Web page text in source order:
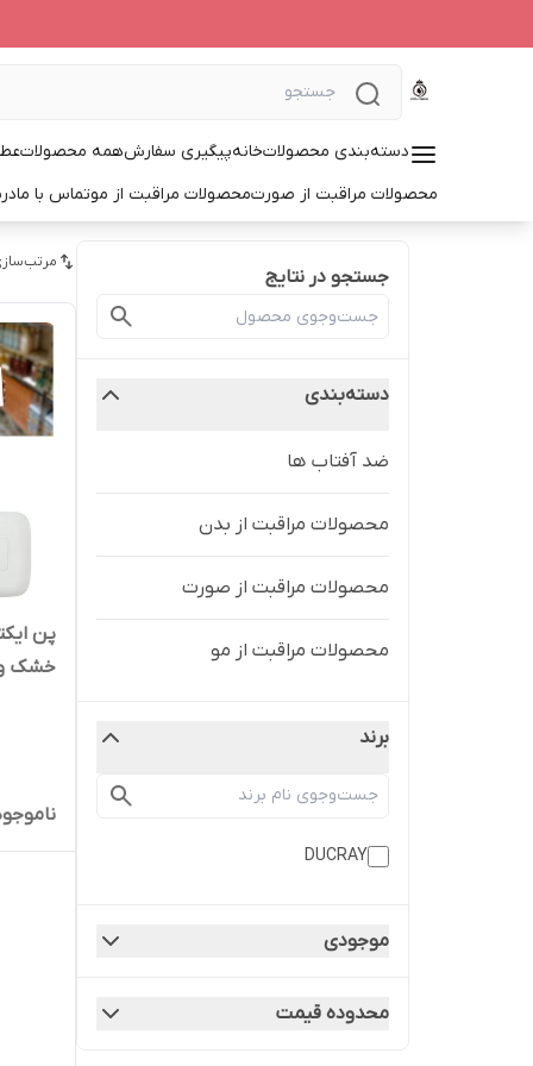
دسته‌بندی محصولاتخانهپیگیری سفارشهمه محصولات
محصولات مراقبت از صورتمحصولات مراقبت از موتماس با ما
جستجو در نتایج
دسته‌بندی
ضد آفتاب ها
محصولات مراقبت از بدن
محصولات مراقبت از صورت
محصولات مراقبت از مو
برند
DUCRAY
موجودی
محدوده قیمت
پن
خشک